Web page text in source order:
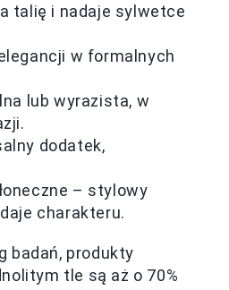
talię i nadaje sylwetce
w formalnych
lub wyrazista, w
dodatek,
– stylowy
charakteru.
badań, produkty
tle są aż o 70%